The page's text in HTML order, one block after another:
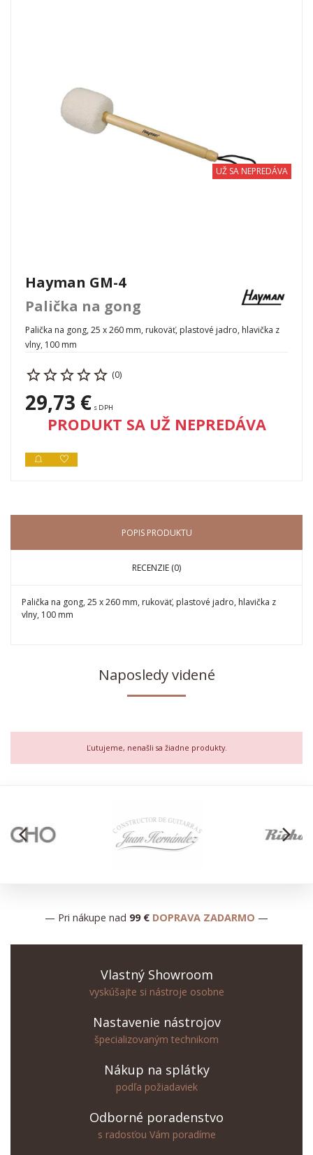
UŽ SA NEPREDÁVA
Hayman GM-4
Palička na gong
Palička na gong, 25 x 260 mm, rukoväť, plastové jadro, hlavička z
vlny, 100 mm
(0)
29,73 € s DPH
PRODUKT SA UŽ NEPREDÁVA
POPIS PRODUKTU
RECENZIE (0)
Palička na gong, 25 x 260 mm, rukoväť, plastové jadro, hlavička z
vlny, 100 mm
Naposledy videné
Ľutujeme, nenašli sa žiadne produkty.
arrow_back_ios arrow_forward_ios
— Pri nákupe nad 99 € DOPRAVA ZADARMO —
Vlastný Showroom
vyskúšajte si nástroje osobne
Nastavenie nástrojov
špecializovaným technikom
Nákup na splátky
podľa požiadaviek
Odborné poradenstvo
s radosťou Vám poradíme